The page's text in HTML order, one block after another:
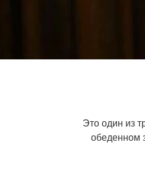
Это один из
обеденном